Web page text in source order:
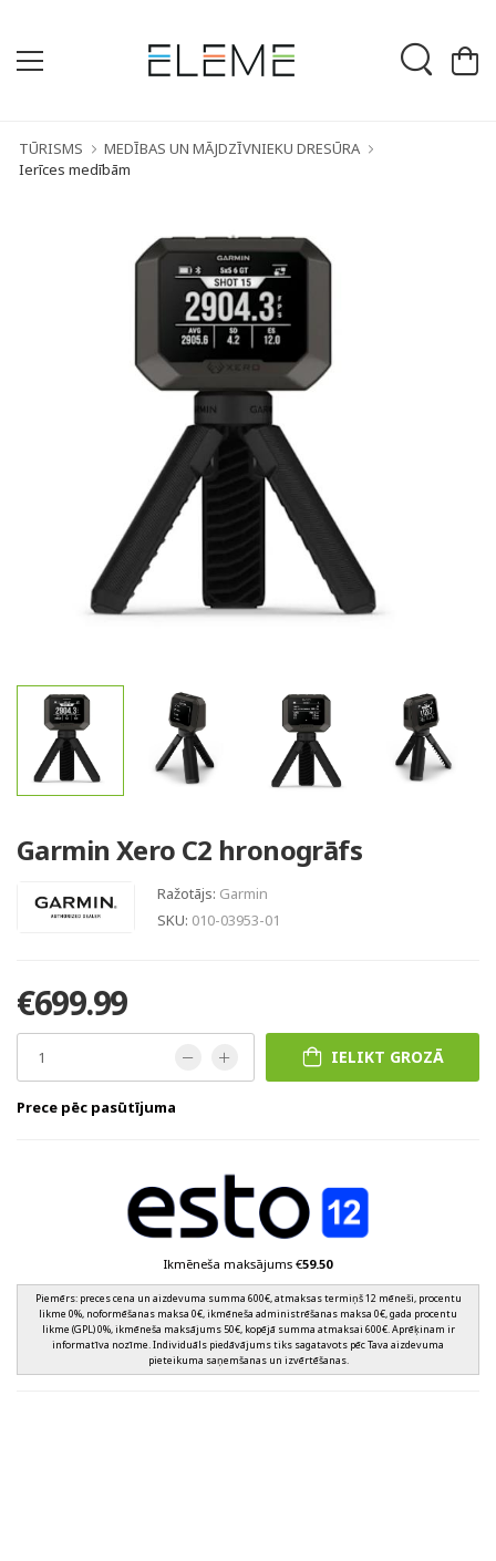
TŪRISMS
MEDĪBAS UN MĀJDZĪVNIEKU DRESŪRA
Ierīces medībām
Garmin Xero C2 hronogrāfs
Ražotājs: Garmin
SKU: 010-03953-01
€699.99
IELIKT GROZĀ
Prece pēc pasūtījuma
Ikmēneša maksājums €59.50
Piemērs: preces cena un aizdevuma summa 600€, atmaksas termiņš 12 mēneši, procentu
likme 0%, noformēšanas maksa 0€, ikmēneša administrēšanas maksa 0€, gada procentu
likme (GPL) 0%, ikmēneša maksājums 50€, kopējā summa atmaksai 600€. Aprēķinam ir
informatīva nozīme. Individuāls piedāvājums tiks sagatavots pēc Tava aizdevuma
pieteikuma saņemšanas un izvērtēšanas.